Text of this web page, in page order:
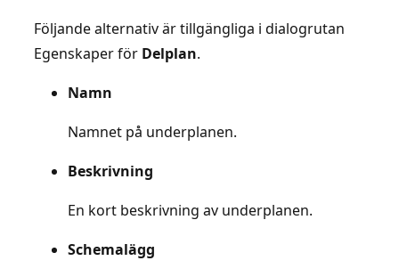
Följande alternativ är tillgängliga i dialogrutan
Egenskaper för Delplan.
Namn
Namnet på underplanen.
Beskrivning
En kort beskrivning av underplanen.
Schemalägg